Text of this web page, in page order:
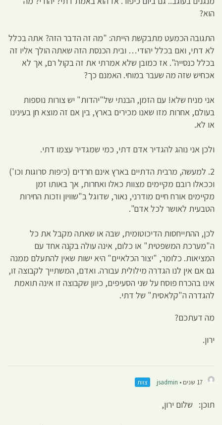
הוא?
התגובה הכמעט מתבקשת הייתה: "מה זה הדבר הזה? אתה בכלל
לא דתי, ואם בכלל יהודי… ובית הכנסת הזה שאתה הולך אליו זה
בכלל כנסייה". אז כמובן שלא אמרתי את זה בקול רם, אך לא
אכחיש שזה מה שעבר במוחי. האמנם כך?
אני מניח שלא! עם הזמן, הבנתי של"יהדות" יש צורות נוספות
בעולם, אחרות מזו שאנו מכירים בארץ, בין אם זה מוצא חן בעינינו
או לא.
ולכן אני נוהג להגדיר אדם דתי, כמי שמגדיר עצמו דתי.
2. למעשה, מרבית הדתיים בארץ אינם חרדים (כיפות סרוגות וכו')
וככאלו רובם מקיימים מצוות כאלו ואחרות, אך באותו זמן
מקיימים אורח חיים מודרני, נאור, שדוגל ב"שוויון וזכות החירות
הטבעית לאושר לכל אדם".
לכן, ההתייחסות הדיכוטומית, שבה או שאתה מקבל את כל
ה"מערכת המשפטית" או כלום, אינה עולה בקנה אחד עם
המציאות. כלומר, "יצור הכלאיים" היא ישות שאין להתעלם ממנה
גם אם אין לנו הגדרה מילולית עבורה. ואדם, המשתייך לקבוצה זו,
אינו בהכרח פוסח על שני הסעיפים, כיוון שקבוצה זו אינה תואמת
להגדרה ה"קלאסית" של דתי.
מה דעתכם?
ירון.
17 שנים • jsadmin צוות
תוכן: שלום ירון,